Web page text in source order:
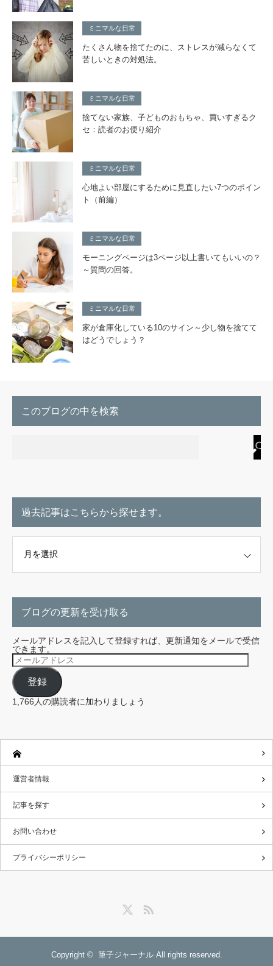
ミニマルな日常
たくさん物を捨てたのに、ストレスが減らなくて
苦しいときの対処法。
ミニマルな日常
捨てない家族、子どものおもちゃ、買いすぎるク
セ：読者のお便り紹介
ミニマルな日常
心地よい部屋にするために見直したい7つのポイン
ト（前編）
ミニマルな日常
モーニングページは3ページ以上書いてもいいの？
～質問の回答。
ミニマルな日常
家が倉庫化している10のサイン～少し物を捨てて
はどうでしょう？
このブログの中を検索
過去記事はこちらから探せます。
ブログの更新を受け取る
メールアドレスを記入して登録すれば、更新通知をメールで受信
できます。
メ
ー
ル
ア
ド
レ
ス
登録
1,766人の購読者に加わりましょう
運営者情報
記事を探す
お問い合わせ
プライバシーポリシー
Copyright © 筆子ジャーナルAll rights reserved.